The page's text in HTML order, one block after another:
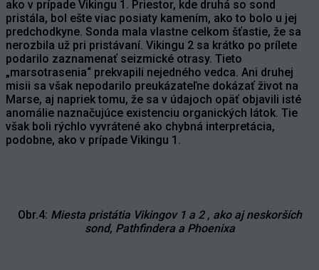
ako v prípade Vikingu 1. Priestor, kde druhá so sond
pristála, bol ešte viac posiaty kamením, ako to bolo u jej
predchodkyne. Sonda mala vlastne celkom šťastie, že sa
nerozbila už pri pristávaní. Vikingu 2 sa krátko po prílete
podarilo zaznamenať seizmické otrasy. Tieto
„marsotrasenia“ prekvapili nejedného vedca. Ani druhej
misii sa však nepodarilo preukázateľne dokázať život na
Marse, aj napriek tomu, že sa v údajoch opäť objavili isté
anomálie naznačujúce existenciu organických látok. Tie
však boli rýchlo vyvrátené ako chybná interpretácia,
podobne, ako v prípade Vikingu 1.
Obr.4: Miesta pristátia Vikingov 1 a 2 , ako aj neskorších
sond, Pathfindera a Phoenixa